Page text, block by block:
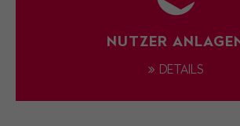
NUTZER
DETAILS